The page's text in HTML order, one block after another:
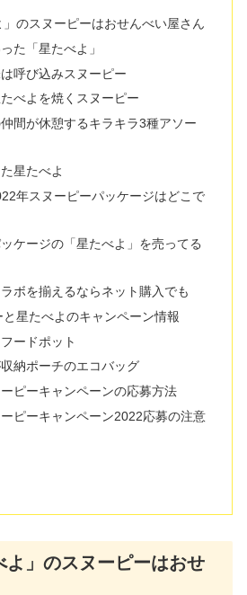
のスヌーピーはおせんべい屋さん
た「星たべよ」
呼び込みスヌーピー
べよを焼くスヌーピー
間が休憩するキラキラ3種アソー
星たべよ
年スヌーピーパッケージはどこで
ケージの「星たべよ」を売ってる
ボを揃えるならネット購入でも
星たべよのキャンペーン情報
ードポット
納ポーチのエコバッグ
ピーキャンペーンの応募方法
ピーキャンペーン2022応募の注意
よ」のスヌーピーはおせ